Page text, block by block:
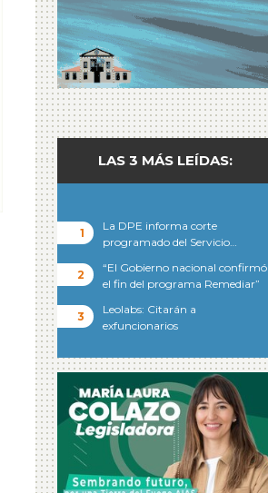
LAS 3 MÁS LEÍDAS:
La DPE informa corte
programado del Servicio…
“El Gobierno nacional confirmó
el fin del programa Remediar”
Leolabs: Citarán a
exfuncionarios